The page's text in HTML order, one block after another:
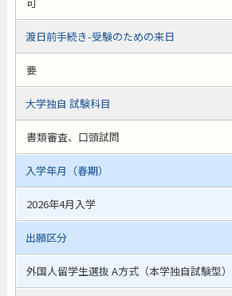
渡日前手続き-受験のための来日
要
大学独自 試験科目
書類審査、口頭試問
入学年月（春期）
2026年4月入学
出願区分
外国人留学生選抜 A方式（本学独自試験型